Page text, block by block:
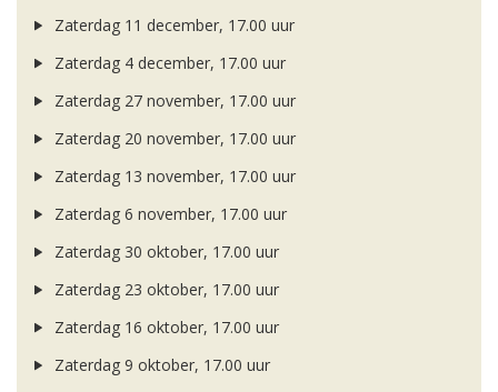
Zaterdag 11 december, 17.00 uur
Zaterdag 4 december, 17.00 uur
Zaterdag 27 november, 17.00 uur
Zaterdag 20 november, 17.00 uur
Zaterdag 13 november, 17.00 uur
Zaterdag 6 november, 17.00 uur
Zaterdag 30 oktober, 17.00 uur
Zaterdag 23 oktober, 17.00 uur
Zaterdag 16 oktober, 17.00 uur
Zaterdag 9 oktober, 17.00 uur